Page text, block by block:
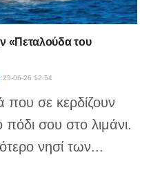
«Πεταλούδα του
25-06-26 12:54
που σε κερδίζουν
σου στο λιμάνι.
νησί των...